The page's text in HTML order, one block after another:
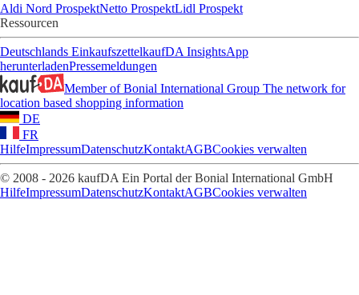
Aldi Nord ProspektNetto ProspektLidl Prospekt
Ressourcen
Deutschlands EinkaufszettelkaufDA InsightsApp
herunterladenPressemeldungen
Member of Bonial International Group The network for
location based shopping information
DE
FR
HilfeImpressumDatenschutzKontaktAGBCookies verwalten
© 2008 - 2026 kaufDA Ein Portal der Bonial International GmbH
HilfeImpressumDatenschutzKontaktAGBCookies verwalten